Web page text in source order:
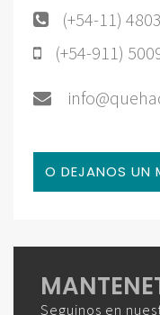
(+54-11)
(+54-911)
O DEJANOS UN
Seguinos en